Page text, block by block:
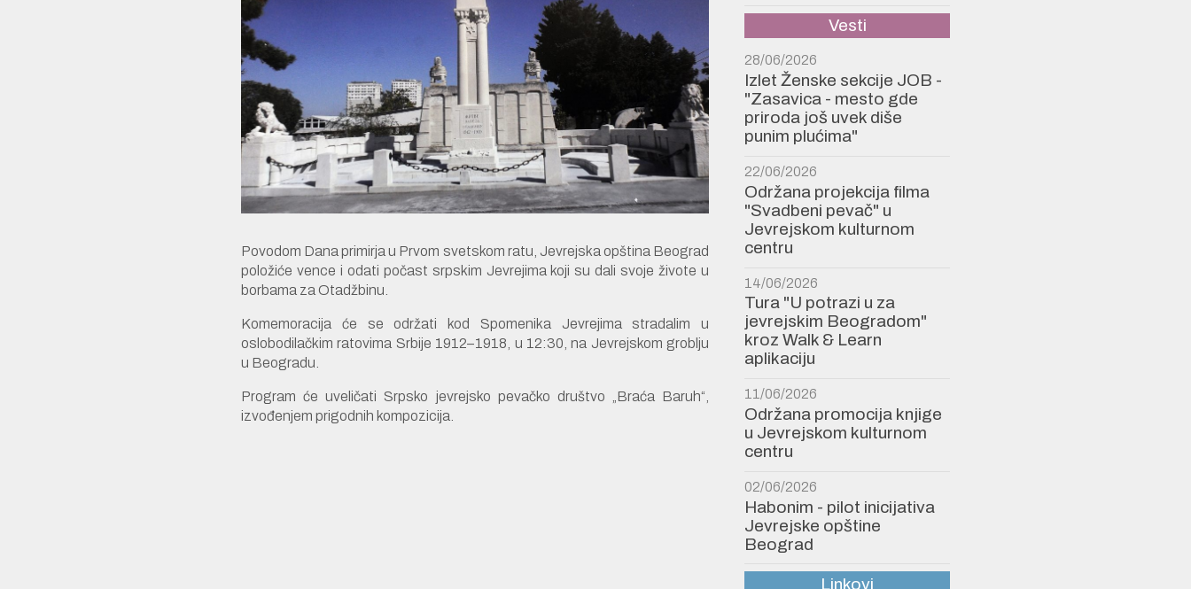
Povodom Dana primirja u Prvom svetskom ratu, Jevrejska opština Beograd
položiće vence i odati počast srpskim Jevrejima koji su dali svoje živote u
borbama za Otadžbinu.
Komemoracija će se održati kod Spomenika Jevrejima stradalim u
oslobodilačkim ratovima Srbije 1912–1918, u 12:30, na Jevrejskom groblju
u Beogradu.
Program će uveličati Srpsko jevrejsko pevačko društvo „Braća Baruh“,
izvođenjem prigodnih kompozicija.
Vesti
28/06/2026
Izlet Ženske sekcije JOB -
"Zasavica - mesto gde
priroda još uvek diše
punim plućima"
22/06/2026
Održana projekcija filma
"Svadbeni pevač" u
Jevrejskom kulturnom
centru
14/06/2026
Tura "U potrazi u za
jevrejskim Beogradom"
kroz Walk & Learn
aplikaciju
11/06/2026
Održana promocija knjige
u Jevrejskom kulturnom
centru
02/06/2026
Habonim - pilot inicijativa
Jevrejske opštine
Beograd
Linkovi